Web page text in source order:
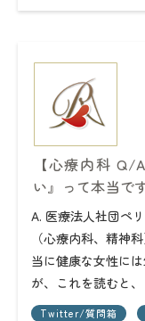
【心療内科
い』って本当で
A. 医療法人社団ペ
（心療内科、精
当に健康な女性に
が、これを読むと
Twitter/質問箱